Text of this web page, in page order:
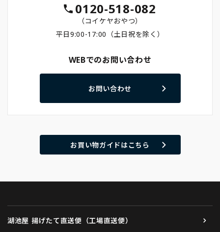
0120-518-082
（コイケヤおやつ）
平日9:00-17:00（土日祝を除く）
WEBでのお問い合わせ
お問い合わせ
お買い物ガイドはこちら
湖池屋 揚げたて直送便（工場直送便）